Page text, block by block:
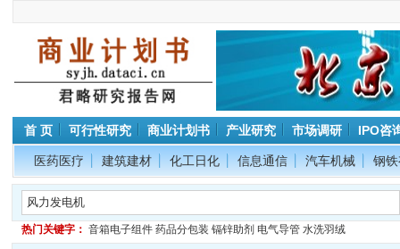
首 页 可行性研究 商业计划书 产业研究 市场调研 IPO咨
医药医疗 建筑建材 化工日化 信息通信 汽车机械 钢
热门关键字： 音箱电子组件 药品分包装 镉锌助剂 电气导管 水洗羽绒